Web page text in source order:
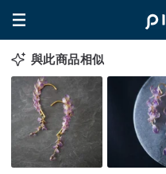
與此商品相似